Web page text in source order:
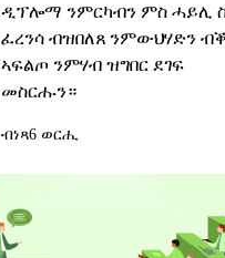
ዲፕሎማ ንምርካብን ምስ ሓይሊ
ፈረንሳ ብዝበለጸ ንምውህሃድን
ኣፍልጦ ንምሃብ ዝግበር ደገፍ
መስርሑን።
ብነጻ6 ወርሒ